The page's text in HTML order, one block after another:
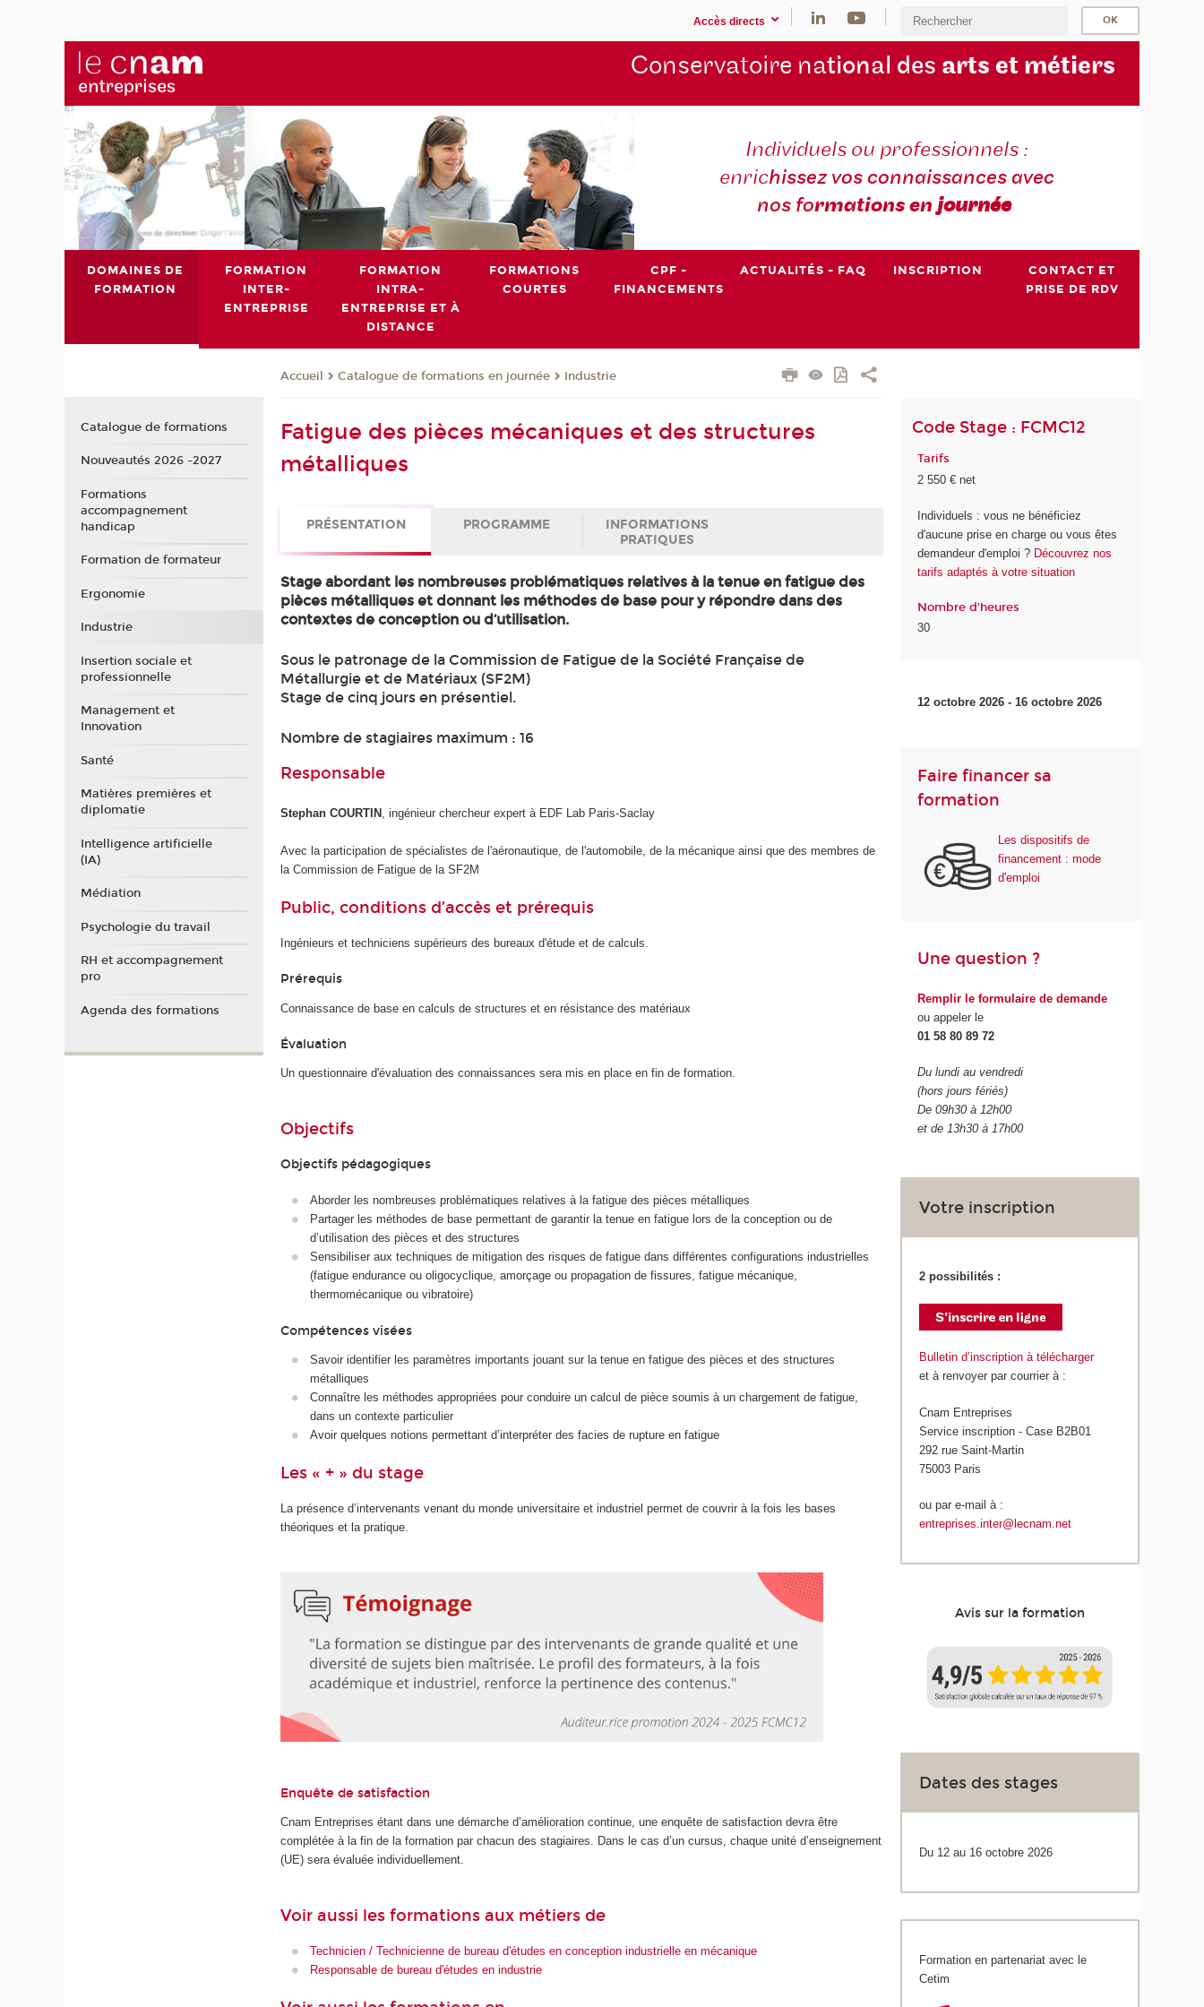
Accès directs
Conservatoire national des arts et métiers
Individuels ou professionnels :
enrichissez vos connaissances avec
nos formations enjournée
DOMAINES DE
FORMATION
FORMATION
INTER-
ENTREPRISE
FORMATION
INTRA-
ENTREPRISE ET À
DISTANCE
FORMATIONS
COURTES
CPF -
FINANCEMENTS
ACTUALITÉS - FAQ INSCRIPTION
CONTACT ET
PRISE DE RDV
Accueil Catalogue de formations en journée Industrie
Fatigue des pièces mécaniques et des structures
métalliques
PRÉSENTATION PROGRAMME
INFORMATIONS
PRATIQUES
Stage abordant les nombreuses problématiques relatives à la tenue en fatigue des
pièces métalliques et donnant les méthodes de base pour y répondre dans des
contextes de conception ou d’utilisation.
Sous le patronage de la Commission de Fatigue de la Société Française de
Métallurgie et de Matériaux (SF2M)
Stage de cinq jours en présentiel.
Nombre de stagiaires maximum : 16
Responsable
Stephan COURTIN , ingénieur chercheur expert à EDF Lab Paris-Saclay
Avec la participation de spécialistes de l'aéronautique, de l'automobile, de la mécanique ainsi que des membres de
la Commission de Fatigue de la SF2M
Public, conditions d’accès et prérequis
Ingénieurs et techniciens supérieurs des bureaux d'étude et de calculs.
Prérequis
Connaissance de base en calculs de structures et en résistance des matériaux
Évaluation
Un questionnaire d'évaluation des connaissances sera mis en place en fin de formation.
Objectifs
Objectifs pédagogiques
Aborder les nombreuses problématiques relatives à la fatigue des pièces métalliques
Partager les méthodes de base permettant de garantir la tenue en fatigue lors de la conception ou de
d’utilisation des pièces et des structures
Sensibiliser aux techniques de mitigation des risques de fatigue dans différentes configurations industrielles
(fatigue endurance ou oligocyclique, amorçage ou propagation de fissures, fatigue mécanique,
thermomécanique ou vibratoire)
Compétences visées
Savoir identifier les paramètres importants jouant sur la tenue en fatigue des pièces et des structures
métalliques
Connaître les méthodes appropriées pour conduire un calcul de pièce soumis à un chargement de fatigue,
dans un contexte particulier
Avoir quelques notions permettant d’interpréter des facies de rupture en fatigue
Les « + » du stage
La présence d’intervenants venant du monde universitaire et industriel permet de couvrir à la fois les bases
théoriques et la pratique.
Enquête de satisfaction
Cnam Entreprises étant dans une démarche d’amélioration continue, une enquête de satisfaction devra être
complétée à la fin de la formation par chacun des stagiaires. Dans le cas d’un cursus, chaque unité d’enseignement
(UE) sera évaluée individuellement.
Voir aussi les formations aux métiers de
Technicien / Technicienne de bureau d'études en conception industrielle en mécanique
Responsable de bureau d'études en industrie
Code Stage : FCMC12
Tarifs
2 550 € net
Individuels : vous ne bénéficiez
d'aucune prise en charge ou vous êtes
demandeur d'emploi ? Découvrez nos
tarifs adaptés à votre situation
Nombre d'heures
30
12 octobre 2026 - 16 octobre 2026
Faire financer sa
formation
Les dispositifs de
financement : mode
d'emploi
Une question ?
Remplir le formulaire de demande
ou appeler le
01 58 80 89 72
Du lundi au vendredi
(hors jours fériés)
De 09h30 à 12h00
et de 13h30 à 17h00
Votre inscription
2 possibilités :
Bulletin d’inscription à télécharger
et à renvoyer par courrier à :
Cnam Entreprises
Service inscription - Case B2B01
292 rue Saint-Martin
75003 Paris
ou par e-mail à :
entreprises.inter@lecnam.net
Avis sur la formation
Dates des stages
Du 12 au 16 octobre 2026
Formation en partenariat avec le
Cetim
Catalogue de formations
Nouveautés 2026 -2027
Formations
accompagnement
handicap
Formation de formateur
Ergonomie
Industrie
Insertion sociale et
professionnelle
Management et
Innovation
Santé
Matières premières et
diplomatie
Intelligence artificielle
(IA)
Médiation
Psychologie du travail
RH et accompagnement
pro
Agenda des formations